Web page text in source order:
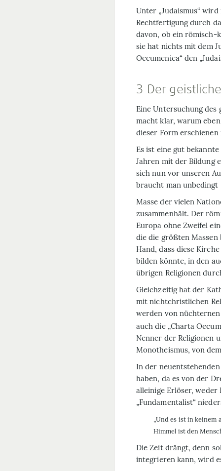
Unter „Judaismus“
Rechtfertigung durch
davon, ob ein
sie hat nichts mit dem
Oecumenica“ den
3 Der
Eine Untersuchung des
macht klar, warum
dieser Form erschienen
Es ist eine gut
Jahren mit der Bildung
sich nun vor unseren
braucht man unbedingt
Masse der vielen
zusammenhält. Der
Europa ohne Zweifel
die die größten Massen
Hand, dass diese
bilden könnte, in den
übrigen Religionen
Gleichzeitig hat der
mit nichtchristlichen
werden von
auch die „Charta
Nenner der Religionen
Monotheismus, von
In der
haben, da es von der
alleinige Erlöser, weder
„Fundamentalist“
„Und es ist in keinem
Himmel ist den
Die Zeit drängt, denn
integrieren kann, wird